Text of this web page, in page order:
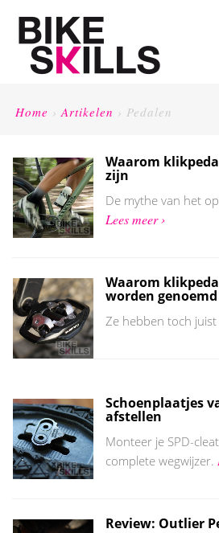
Home ›Artikelen › Pedalen
Waarom
zijn
De mythe van het
Lees meer ›
Waarom
worden genoemd
Ze hebben toch juist
Schoenplaatjes
afstellen
Monteer je SPD-
complete wegwijzer.
Review: Outlier